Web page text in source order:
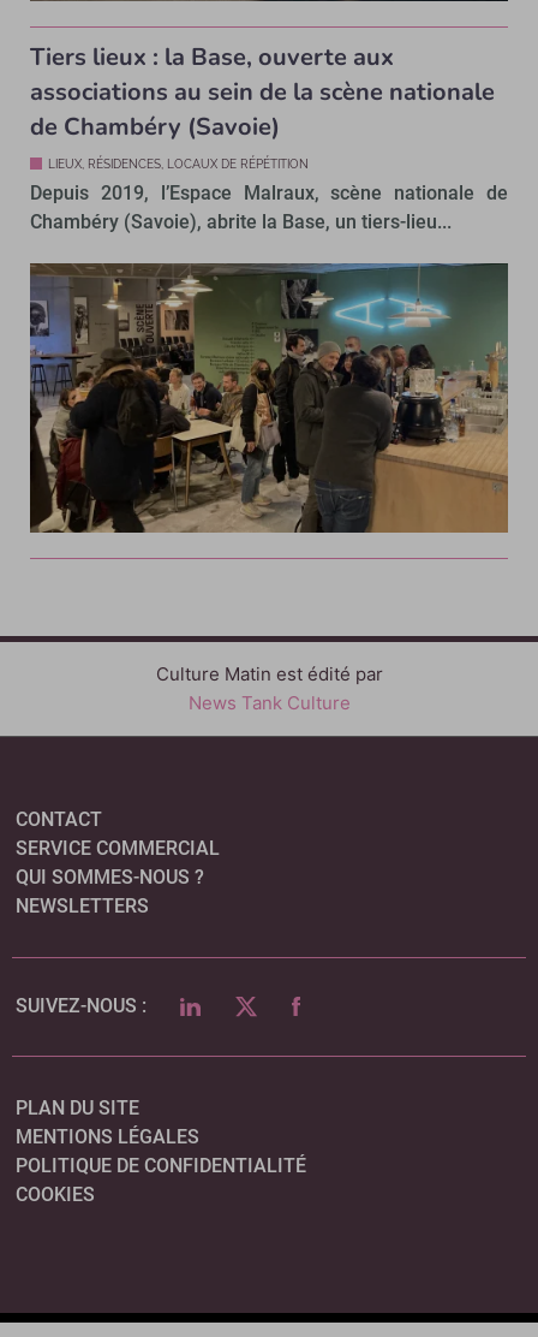
Tiers lieux : la Base, ouverte aux
associations au sein de la scène nationale
de Chambéry (Savoie)
LIEUX, RÉSIDENCES, LOCAUX DE RÉPÉTITION
Depuis 2019, l’Espace Malraux, scène nationale de
Chambéry (Savoie), abrite la Base, un tiers-lieu...
Culture Matin est édité par
News Tank Culture
CONTACT
SERVICE COMMERCIAL
QUI SOMMES-NOUS ?
NEWSLETTERS
SUIVEZ-NOUS : LINKEDINTWITTERFACEBOOK
PLAN DU SITE
MENTIONS LÉGALES
POLITIQUE DE CONFIDENTIALITÉ
COOKIES